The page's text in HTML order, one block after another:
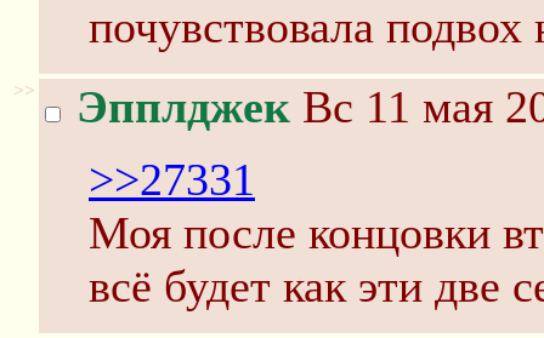
почувствовала
>> Эпплджек Вс 11 мая
>>27331
Моя после концовки
всё будет как эти две